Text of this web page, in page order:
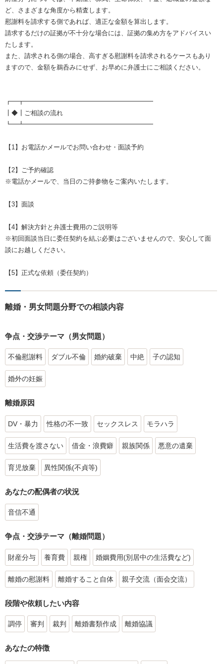
ど、さまざまな角度から精査します。
慰謝料を請求する側であれば、適正な金額を算出します。
請求するだけの証拠が不十分な場合には、証拠の集め方をアドバイスい
たします。
また、請求される側の場合、高すぎる慰謝料を請求されるケースもあり
ますので、金額を鵜呑みにせず、お早めに弁護士にご相談ください。
┏━┳━━━━━━━━━━━━━━━━━━━━
┃◆┃ご相談の流れ
┗━┻━━━━━━━━━━━━━━━━━━━━
【1】お電話かメールでお問い合わせ・面談予約
【2】ご予約確認
※電話かメールで、当日のご持参物をご案内いたします。
【3】面談
【4】解決方針と弁護士費用のご説明等
※初回面談当日に委任契約を結ぶ必要はございませんので、安心して面
談にお越しください。
【5】正式な依頼（委任契約）
離婚・男女問題分野での相談内容
争点・交渉テーマ（男女問題）
不倫慰謝料 ダブル不倫 婚約破棄 中絶 子の認知
婚外の妊娠
離婚原因
DV・暴力 性格の不一致 セックスレス モラハラ
生活費を渡さない 借金・浪費癖 親族関係 悪意の遺棄
育児放棄 異性関係(不貞等)
あなたの配偶者の状況
音信不通
争点・交渉テーマ（離婚問題）
財産分与 養育費 親権 婚姻費用(別居中の生活費など)
離婚の慰謝料 離婚すること自体 親子交流（面会交流）
段階や依頼したい内容
調停 審判 裁判 離婚書類作成 離婚協議
あなたの特徴